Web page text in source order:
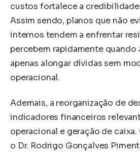
custos fortalece a
Assim sendo, planos que não
internos tendem a enfrentar
percebem rapidamente quando
apenas alongar dívidas sem
operacional.
Ademais, a reorganização de
indicadores financeiros
operacional e geração de
o Dr. Rodrigo Gonçalves